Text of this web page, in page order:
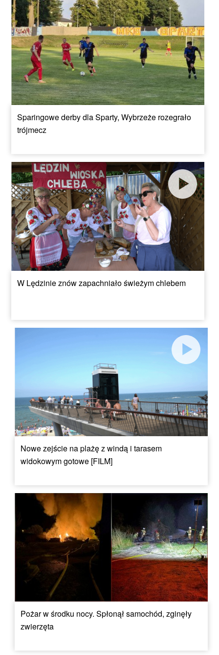
Sparingowe derby dla Sparty, Wybrzeże rozegrało
trójmecz
W Lędzinie znów zapachniało świeżym chlebem
Nowe zejście na plażę z windą i tarasem
widokowym gotowe [FILM]
Pożar w środku nocy. Spłonął samochód, zginęły
zwierzęta